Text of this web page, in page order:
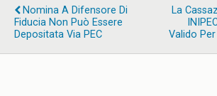
Nomina A Difensore Di
Fiducia Non Può Essere
Depositata Via PEC
La
Valido